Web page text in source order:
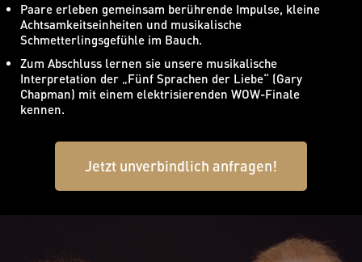
Paare erleben gemeinsam berührende Impulse, kleine
Achtsamkeitseinheiten und musikalische
Schmetterlingsgefühle im Bauch.
Zum Abschluss lernen sie unsere musikalische
Interpretation der „Fünf Sprachen der Liebe“ (Gary
Chapman) mit einem elektrisierenden WOW-Finale
kennen.
Jetzt unverbindlich anfragen!